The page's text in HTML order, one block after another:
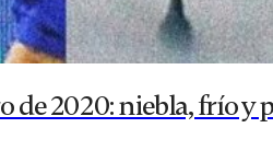
de 2020: niebla, frío y